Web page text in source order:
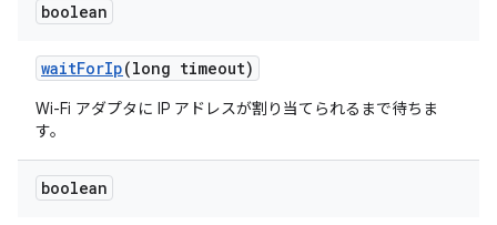
boolean
waitForIp(long timeout)
Wi-Fi アダプタに IP アドレスが割り当てられるまで待ちま
す。
boolean